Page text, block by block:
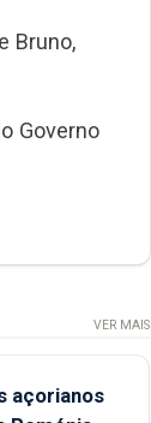
Bruno,
Governo
VER MAIS
açorianos